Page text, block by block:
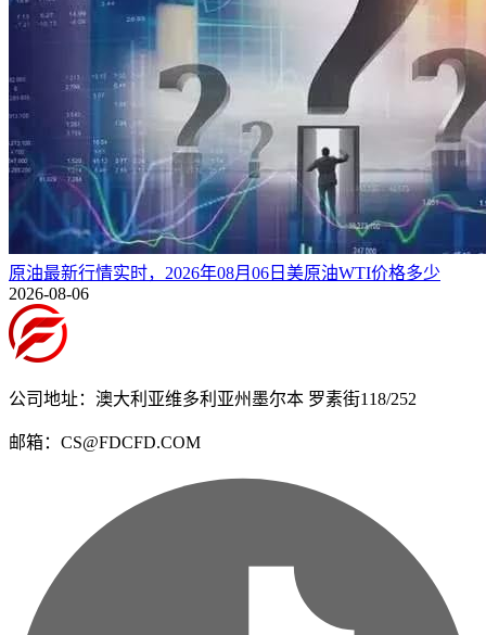
原油最新行情实时，2026年08月06日美原油WTI价格多少
2026-08-06
公司地址：澳大利亚维多利亚州墨尔本 罗素街118/252
邮箱：CS@FDCFD.COM